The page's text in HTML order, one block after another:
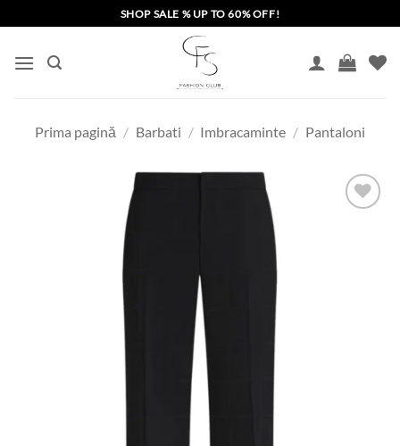
to
content
SHOP SALE % UP TO 60% OFF!
Prima pagină / Barbati / Imbracaminte / Pantaloni